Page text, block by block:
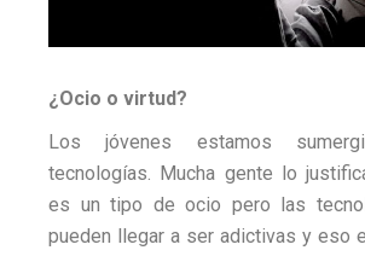
¿Ocio o virtud?
Los jóvenes estamos
tecnologías. Mucha gente lo
es un tipo de ocio pero las
pueden llegar a ser adictivas y eso